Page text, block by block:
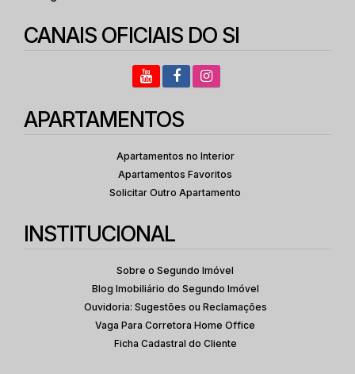
CANAIS OFICIAIS DO SI
APARTAMENTOS
Apartamentos no Interior
Apartamentos Favoritos
Solicitar Outro Apartamento
INSTITUCIONAL
Sobre o Segundo Imóvel
Blog Imobiliário do Segundo Imóvel
Ouvidoria: Sugestões ou Reclamações
Vaga Para Corretora Home Office
Ficha Cadastral do Cliente